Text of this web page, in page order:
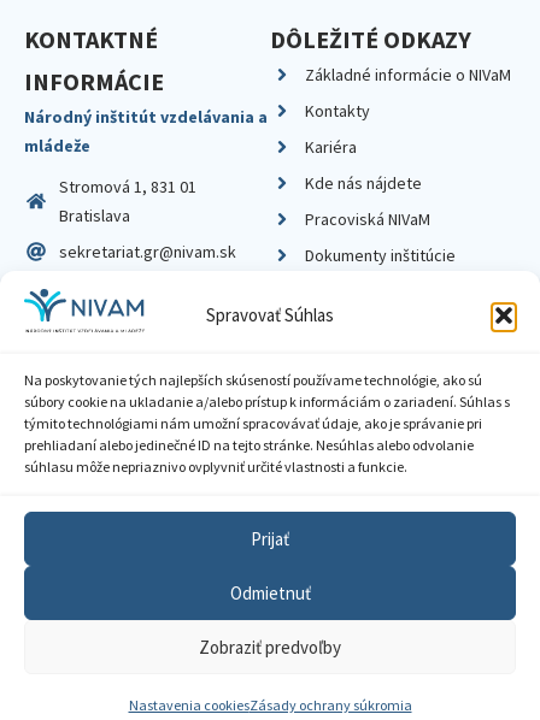
Spravovať Súhlas
Na poskytovanie tých najlepších skúseností používame technológie, ako sú
súbory cookie na ukladanie a/alebo prístup k informáciám o zariadení. Súhlas s
týmito technológiami nám umožní spracovávať údaje, ako je správanie pri
prehliadaní alebo jedinečné ID na tejto stránke. Nesúhlas alebo odvolanie
súhlasu môže nepriaznivo ovplyvniť určité vlastnosti a funkcie.
Prijať
Odmietnuť
Zobraziť predvoľby
Nastavenia cookiesZásady ochrany súkromia
KONTAKTNÉ
INFORMÁCIE
Národný inštitút vzdelávania a
mládeže
Stromová 1, 831 01
Bratislava
sekretariat.gr@nivam.sk
IČO: 00164348
DIČ: 2020798714
DÔLEŽITÉ ODKAZY
Základné informácie o NIVaM
Kontakty
Kariéra
Kde nás nájdete
Pracoviská NIVaM
Dokumenty inštitúcie
© 2026 Národný inštitút vzdelávania a mládeže
Zásady ochrany súkromia
Sprístupnenie informácií
Nastavenia cookies
GDPR